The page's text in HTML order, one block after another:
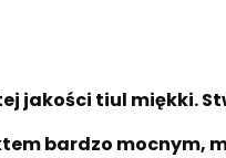
jakości tiul miękki.
bardzo mocnym,